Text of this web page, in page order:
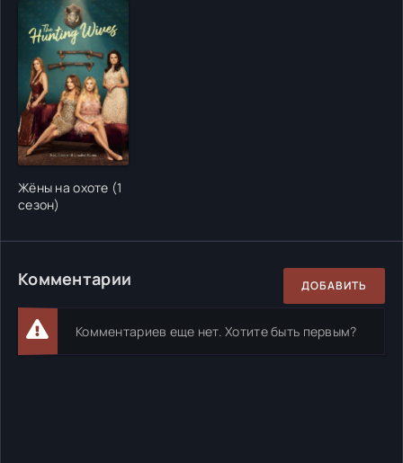
Жёны на охоте (1
сезон)
Комментарии ДОБАВИТЬ
Комментариев еще нет. Хотите быть первым?